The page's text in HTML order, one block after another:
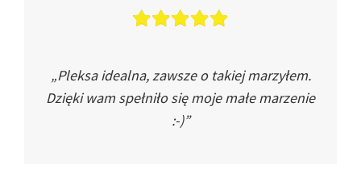
„Pleksa idealna, zawsze o takiej marzyłem.
Dzięki wam spełniło się moje małe marzenie
:-)”